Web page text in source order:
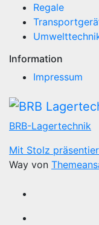
Regale
Information
Impressum
BRB-Lagertechnik
Mit Stolz
Way von